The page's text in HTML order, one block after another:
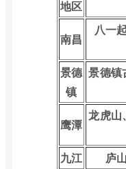
地区
南昌
八一
景德
镇
景德镇
鹰潭
龙虎山
九江
庐